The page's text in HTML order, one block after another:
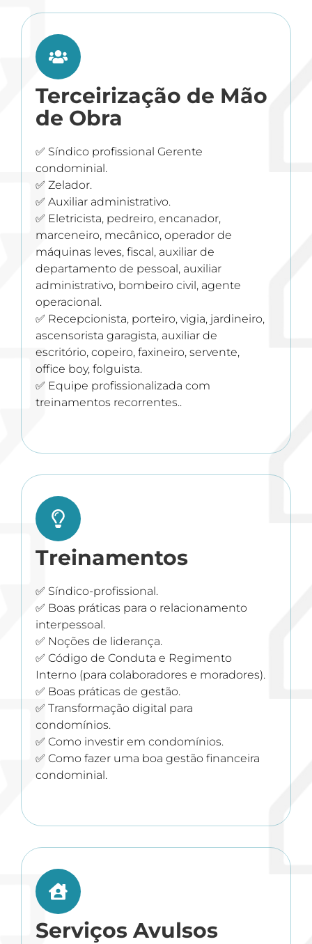
Terceirização de Mão
de Obra
✅ Síndico profissional Gerente
condominial.
✅ Zelador.
✅ Auxiliar administrativo.
✅ Eletricista, pedreiro, encanador,
marceneiro, mecânico, operador de
máquinas leves, fiscal, auxiliar de
departamento de pessoal, auxiliar
administrativo, bombeiro civil, agente
operacional.
✅ Recepcionista, porteiro, vigia, jardineiro,
ascensorista garagista, auxiliar de
escritório, copeiro, faxineiro, servente,
office boy, folguista.
✅ Equipe profissionalizada com
treinamentos recorrentes..
Treinamentos
✅ Síndico-profissional.
✅ Boas práticas para o relacionamento
interpessoal.
✅ Noções de liderança.
✅ Código de Conduta e Regimento
Interno (para colaboradores e moradores).
✅ Boas práticas de gestão.
✅ Transformação digital para
condomínios.
✅ Como investir em condomínios.
✅ Como fazer uma boa gestão financeira
condominial.
Serviços Avulsos